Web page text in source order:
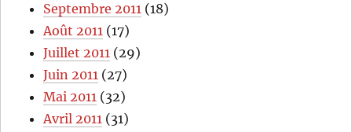
Septembre 2011 (18)
Août 2011 (17)
Juillet 2011 (29)
Juin 2011 (27)
Mai 2011 (32)
Avril 2011 (31)